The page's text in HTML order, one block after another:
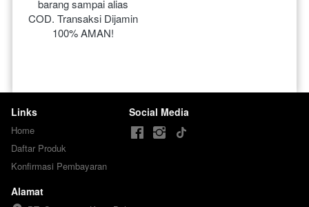
barang sampai alias
COD. Transaksi Dijamin
100% AMAN!
Links
Home
Daftar Produk
Konfirmasi Pembayaran
Social Media
Alamat